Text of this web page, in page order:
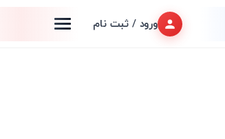
ورود / ثبت نام